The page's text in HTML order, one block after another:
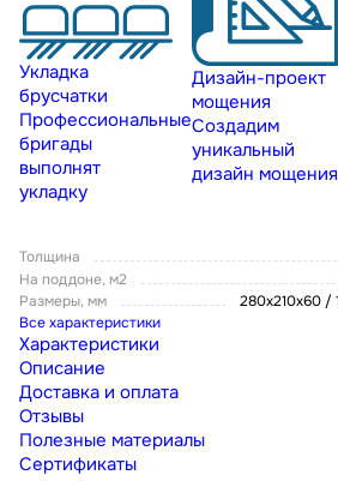
Укладка
брусчатки
Профессиональные
бригады
выполнят
укладку
Дизайн-проект
мощения
Создадим
уникальный
дизайн мощения
Толщина
На поддоне, м2
Размеры, мм
280х210х60 /
Все характеристики
Характеристики
Описание
Доставка и оплата
Отзывы
Полезные материалы
Сертификаты